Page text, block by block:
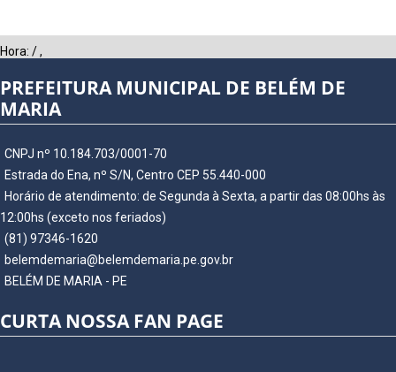
Hora: /,
PREFEITURA MUNICIPAL DE BELÉM DE
MARIA
CNPJ nº 10.184.703/0001-70
Estrada do Ena, nº S/N, Centro CEP 55.440-000
Horário de atendimento: de Segunda à Sexta, a partir das 08:00hs às
12:00hs (exceto nos feriados)
(81) 97346-1620
belemdemaria@belemdemaria.pe.gov.br
BELÉM DE MARIA - PE
CURTA NOSSA FAN PAGE